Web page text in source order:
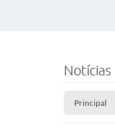
Notícias
Principal